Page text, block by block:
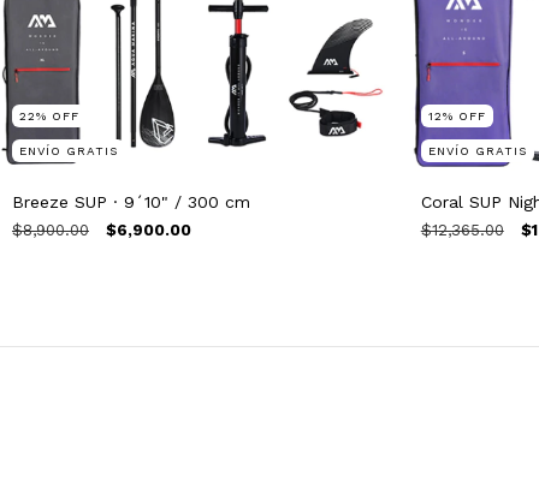
22% OFF
ENVÍO GRATIS
Breeze SUP · 9´10" / 300 cm
$8,900.00 $6,900.00
12% OFF
ENVÍO GRATIS
Coral SUP
$12,365.00